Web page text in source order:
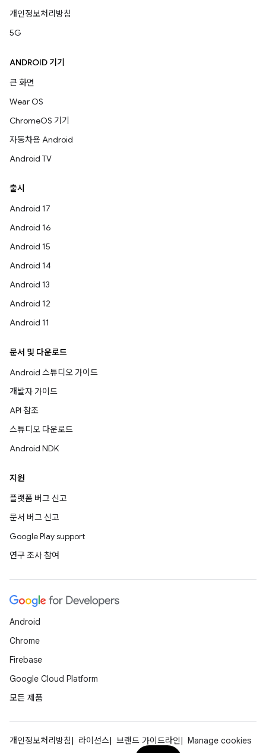
개인정보처리방침
5G
ANDROID 기기
큰 화면
Wear OS
ChromeOS 기기
자동차용 Android
Android TV
출시
Android 17
Android 16
Android 15
Android 14
Android 13
Android 12
Android 11
문서 및 다운로드
Android 스튜디오 가이드
개발자 가이드
API 참조
스튜디오 다운로드
Android NDK
지원
플랫폼 버그 신고
문서 버그 신고
Google Play support
연구 조사 참여
Android
Chrome
Firebase
Google Cloud Platform
모든 제품
개인정보처리방침 라이선스 브랜드 가이드라인
Manage cookies